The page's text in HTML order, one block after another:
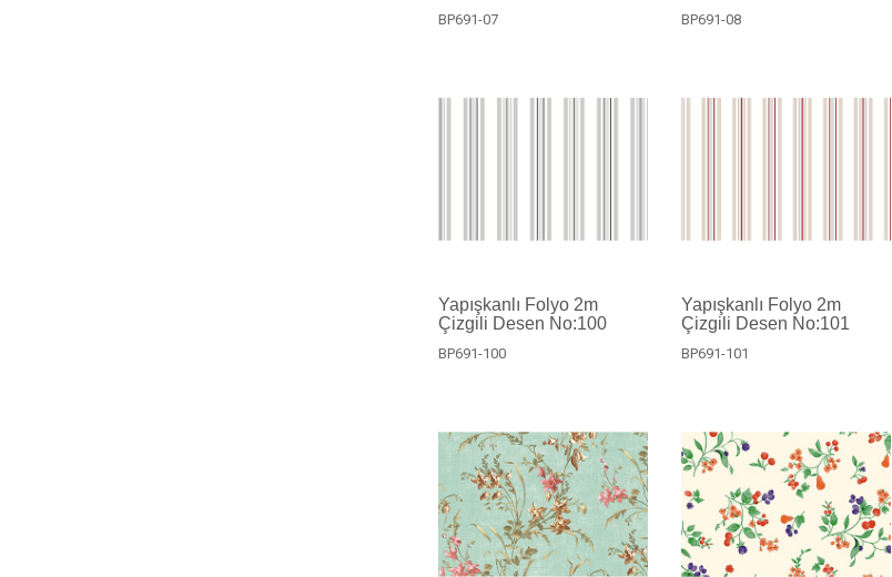
BP691-07 BP691-08
Yapışkanlı Folyo 2m
Çizgili Desen No:100
BP691-100
Yapışkanlı Folyo 2m
Çizgili Desen No:101
BP691-101